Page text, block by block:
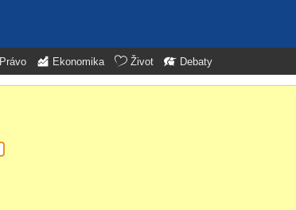
Právo Ekonomika Život Debaty